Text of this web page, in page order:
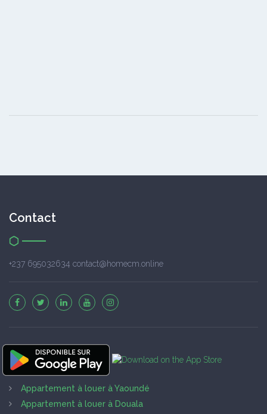
Contact
+237 695032634 contact@homecm.online
Appartement à louer à Yaoundé
Appartement à louer à Douala